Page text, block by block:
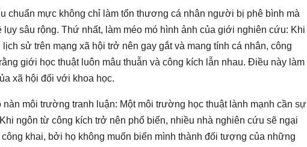
chuẩn mực không chỉ làm tổn thương cá nhân người bị phê bình mà
lụy sâu rộng. Thứ nhất, làm méo mó hình ảnh của giới nghiên cứu: Khi
sử trên mạng xã hội trở nên gay gắt và mang tính cá nhân, công
giới học thuật luôn mâu thuẫn và công kích lẫn nhau. Điều này làm
xã hội đối với khoa học.
môi trường tranh luận: Một môi trường học thuật lành mạnh cần sự
ngôn từ công kích trở nên phổ biến, nhiều nhà nghiên cứu sẽ ngại
khai, bởi họ không muốn biến mình thành đối tượng của những